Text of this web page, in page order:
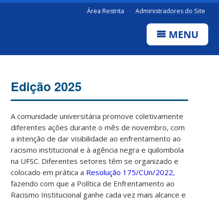
Área Restrita Administradores do Site
MENU
Edição 2025
A comunidade universitária promove coletivamente
diferentes ações durante o mês de novembro, com
a intenção de dar visibilidade ao enfrentamento ao
racismo institucional e à agência negra e quilombola
na UFSC. Diferentes setores têm se organizado e
colocado em prática a Resolução 175/CUn/2022,
fazendo com que a Política de Enfrentamento ao
Racismo Institucional ganhe cada vez mais alcance e